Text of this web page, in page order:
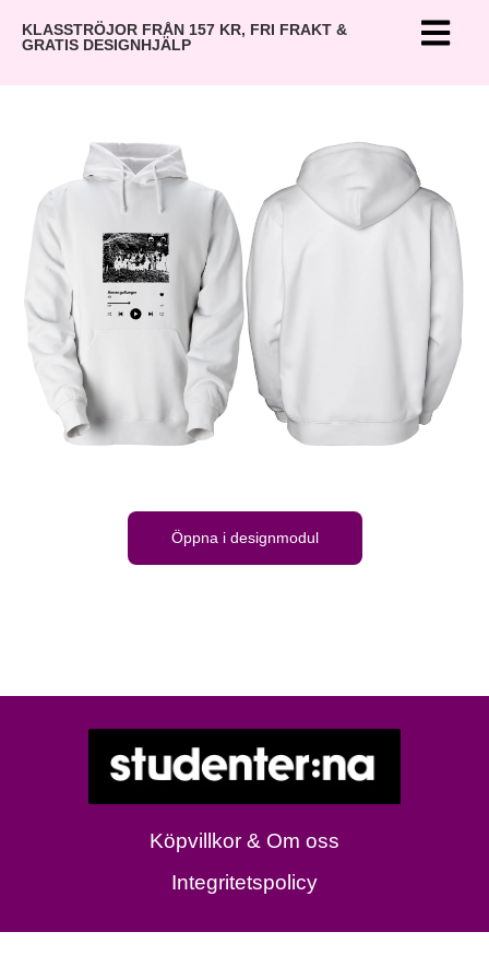
KLASSTRÖJOR FRÅN 157 KR, FRI FRAKT &
GRATIS DESIGNHJÄLP
Öppna i designmodul
Köpvillkor & Om oss
Integritetspolicy